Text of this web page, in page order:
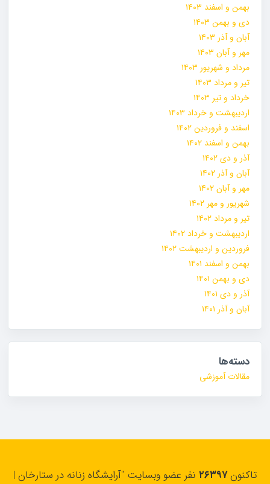
بهمن و اسفند ۱۴۰۳
دی و بهمن ۱۴۰۳
آبان و آذر ۱۴۰۳
مهر و آبان ۱۴۰۳
مرداد و شهریور ۱۴۰۳
تیر و مرداد ۱۴۰۳
خرداد و تیر ۱۴۰۳
اردیبهشت و خرداد ۱۴۰۳
اسفند و فروردین ۱۴۰۲
بهمن و اسفند ۱۴۰۲
آذر و دی ۱۴۰۲
آبان و آذر ۱۴۰۲
مهر و آبان ۱۴۰۲
شهریور و مهر ۱۴۰۲
تیر و مرداد ۱۴۰۲
اردیبهشت و خرداد ۱۴۰۲
فروردین و اردیبهشت ۱۴۰۲
بهمن و اسفند ۱۴۰۱
دی و بهمن ۱۴۰۱
آذر و دی ۱۴۰۱
آبان و آذر ۱۴۰۱
دسته‌ها
مقالات آموزشی
تاکنون۲۶۳۹۷ نفر عضو وبسایت "آرایشگاه زنانه در ستارخان |